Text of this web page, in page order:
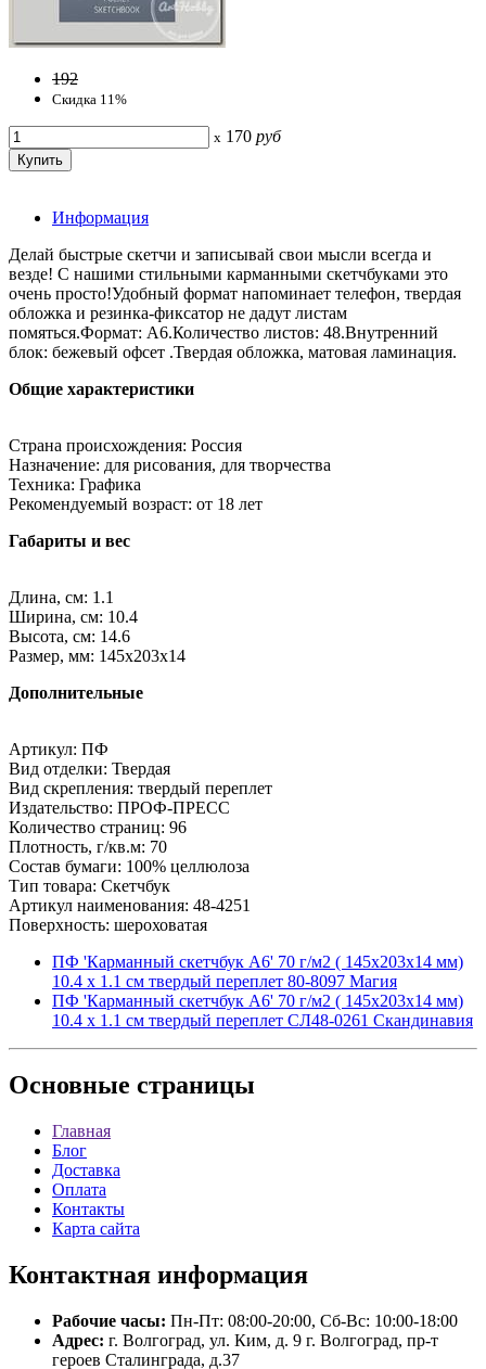
192
Скидка 11%
x 170 руб
Информация
Делай быстрые скетчи и записывай свои мысли всегда и
везде! С нашими стильными карманными скетчбуками это
очень просто!Удобный формат напоминает телефон, твердая
обложка и резинка-фиксатор не дадут листам
помяться.Формат: А6.Количество листов: 48.Внутренний
блок: бежевый офсет .Твердая обложка, матовая ламинация.
Общие характеристики
Страна происхождения: Россия
Назначение: для рисования, для творчества
Техника: Графика
Рекомендуемый возраст: от 18 лет
Габариты и вес
Длина, см: 1.1
Ширина, см: 10.4
Высота, см: 14.6
Размер, мм: 145х203х14
Дополнительные
Артикул: ПФ
Вид отделки: Твердая
Вид скрепления: твердый переплет
Издательство: ПРОФ-ПРЕСС
Количество страниц: 96
Плотность, г/кв.м: 70
Состав бумаги: 100% целлюлоза
Тип товара: Скетчбук
Артикул наименования: 48-4251
Поверхность: шероховатая
ПФ 'Карманный скетчбук А6' 70 г/м2 ( 145х203х14 мм)
10.4 х 1.1 см твердый переплет 80-8097 Магия
ПФ 'Карманный скетчбук А6' 70 г/м2 ( 145х203х14 мм)
10.4 х 1.1 см твердый переплет СЛ48-0261 Скандинавия
Основные страницы
Главная
Блог
Доставка
Оплата
Контакты
Карта сайта
Контактная информация
Рабочие часы: Пн-Пт: 08:00-20:00, Сб-Вс: 10:00-18:00
Адрес: г. Волгоград, ул. Ким, д. 9 г. Волгоград, пр-т
героев Сталинграда, д.37